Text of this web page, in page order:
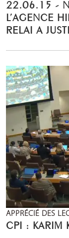
22.06.15 -
L’AGENCE
RELAI A
APPRÉCIÉ DES
CPI : KARIM